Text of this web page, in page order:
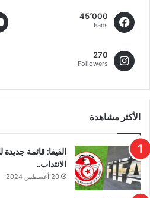
45٬000
Fans
270
Followers
الأكثر مشاهدة
الفيفا: قائمة جديدة
الانتداب..
20 أغسطس 2024